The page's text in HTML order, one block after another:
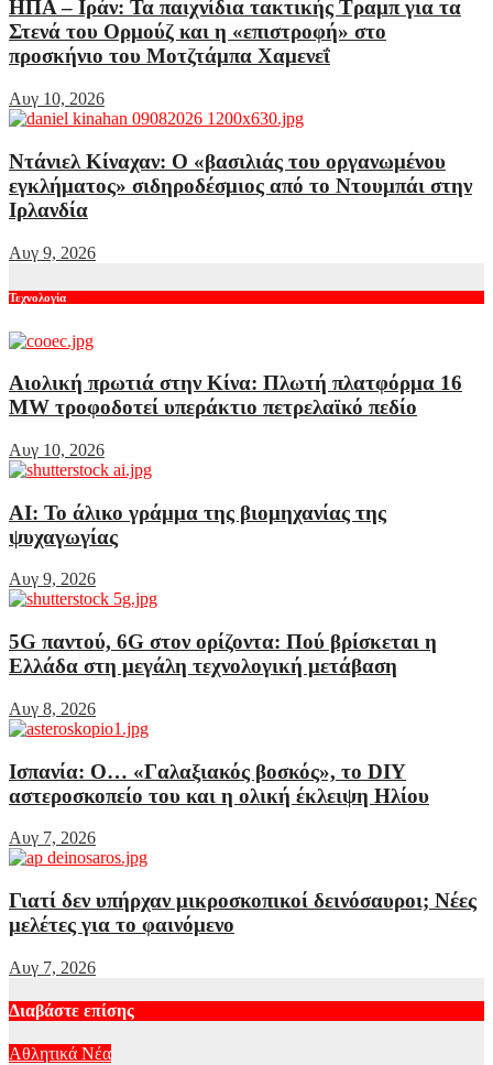
ΗΠΑ – Ιράν: Τα παιχνίδια τακτικής Τραμπ για τα
Στενά του Ορμούζ και η «επιστροφή» στο
προσκήνιο του Μοτζτάμπα Χαμενεΐ
Αυγ 10, 2026
Ντάνιελ Κίναχαν: Ο «βασιλιάς του οργανωμένου
εγκλήματος» σιδηροδέσμιος από το Ντουμπάι στην
Ιρλανδία
Αυγ 9, 2026
Τεχνολογία
Αιολική πρωτιά στην Κίνα: Πλωτή πλατφόρμα 16
MW τροφοδοτεί υπεράκτιο πετρελαϊκό πεδίο
Αυγ 10, 2026
AI: Το άλικο γράμμα της βιομηχανίας της
ψυχαγωγίας
Αυγ 9, 2026
5G παντού, 6G στον ορίζοντα: Πού βρίσκεται η
Ελλάδα στη μεγάλη τεχνολογική μετάβαση
Αυγ 8, 2026
Ισπανία: Ο… «Γαλαξιακός βοσκός», το DIY
αστεροσκοπείο του και η ολική έκλειψη Ηλίου
Αυγ 7, 2026
Γιατί δεν υπήρχαν μικροσκοπικοί δεινόσαυροι; Νέες
μελέτες για το φαινόμενο
Αυγ 7, 2026
Διαβάστε επίσης
Αθλητικά Νέα